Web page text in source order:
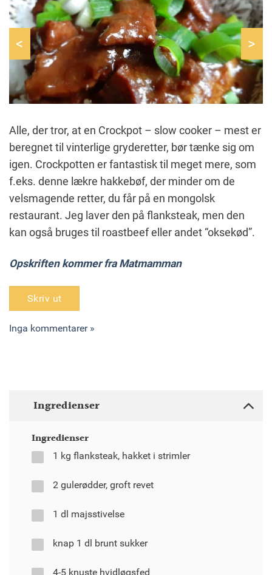
< >
Alle, der tror, at en Crockpot – slow cooker – mest er
beregnet til vinterlige gryderetter, bør tænke sig om
igen. Crockpotten er fantastisk til meget mere, som
f.eks. denne lækre hakkebøf, der minder om de
velsmagende retter, du får på en mongolsk
restaurant. Jeg laver den på flanksteak, men den
kan også bruges til roastbeef eller andet “oksekød”.
Opskriften kommer fra Matmamman
Skriv ut
Inga kommentarer »
Ingredienser
Ingredienser
1 kg flanksteak, hakket i strimler
2 gulerødder, groft revet
1 dl majsstivelse
knap 1 dl brunt sukker
4-5 knuste hvidløgsfed